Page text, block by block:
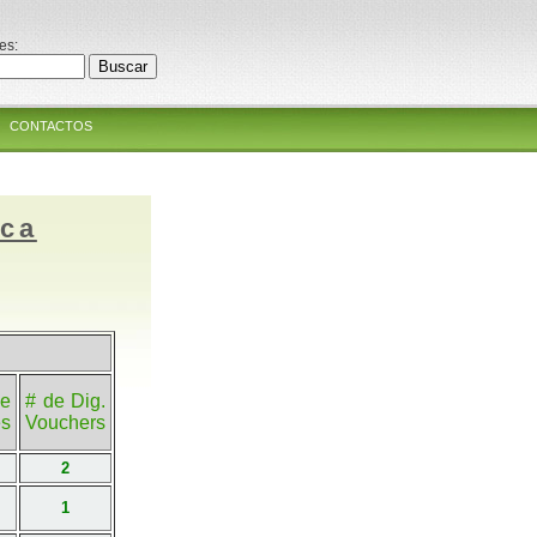
CONTACTOS
# de Dig.
Vouchers
2
1